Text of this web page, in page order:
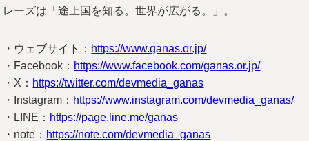
レーズは「途上国を知る。世界が広がる。」。
・ウェブサイト： https://www.ganas.or.jp/
・Facebook： https://www.facebook.com/ganas.or.jp/
・X： https://twitter.com/devmedia_ganas
・Instagram： https://www.instagram.com/devmedia_ganas/
・LINE： https://page.line.me/ganas
・note： https://note.com/devmedia_ganas